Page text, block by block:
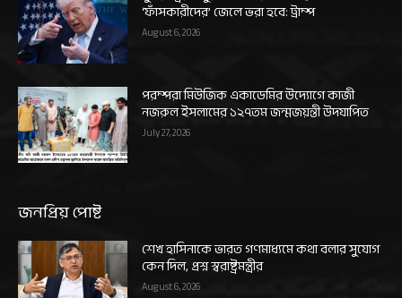
‘ফাঁসকারীদের’ জেলে ভরা হবে: ট্রাম্প
August 6, 2026
পরম্পরা মিউজিক একাডেমির উদ্যোগে কাজী
নজরুল ইসলামের ১২৭তম জন্মজয়ন্তী উদযাপিত
July 27, 2026
জনপ্রিয় পোষ্ট
শেখ হাসিনাকে ভারত গণমাধ্যমে কথা বলার সুযোগ
কেন দিল, প্রশ্ন স্বরাষ্ট্রমন্ত্রীর
August 6, 2026